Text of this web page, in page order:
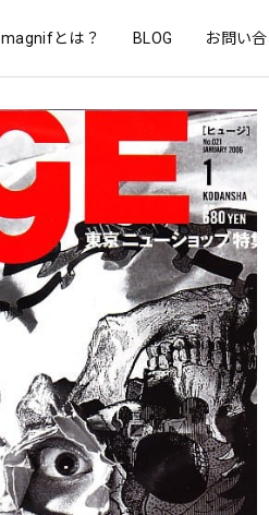
magnifとは？ BLOG お問い